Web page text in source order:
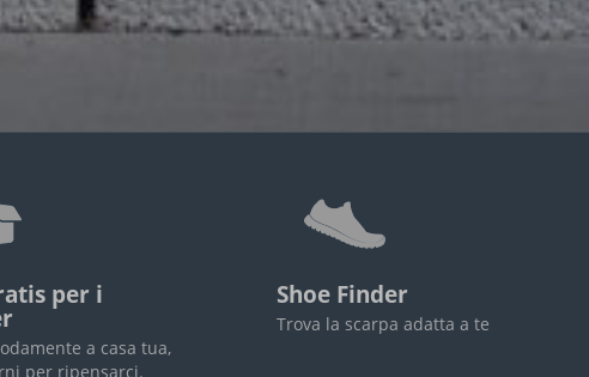
per i
a casa tua,
per ripensarci.
Shoe Finder
Trova la scarpa adatta a te